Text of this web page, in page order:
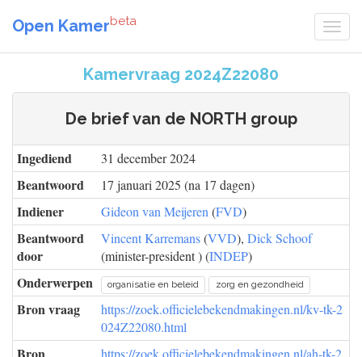
Open Kamerbeta
Kamervraag 2024Z22080
De brief van de NORTH group
Ingediend 31 december 2024
Beantwoord 17 januari 2025 (na 17 dagen)
Indiener Gideon van Meijeren (FVD)
Beantwoord
door
Vincent Karremans(VVD), Dick Schoof
(minister-president ) (INDEP)
Onderwerpen organisatie en beleid zorg en gezondheid
Bron vraag
https://zoek.officielebekendmakingen.nl/kv-tk-2
024Z22080.html
https://zoek.officielebekendmakingen.nl/ah-tk-2